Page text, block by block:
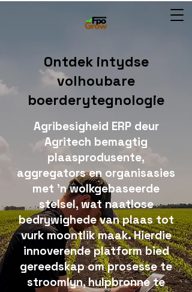
Ontdek intydse
volhoubare
boerderytegnologie
Agribesigheid ERP deur
Agritech bemagtig
plaasprodusente,
aggregators en organisasies
met 'n wolkgebaseerde
stelsel, wat naatlose
bedrywighede van plaas tot
vurk moontlik maak. Hierdie
innoverende platform bied
gereedskap om prosesse te
stroomlyn, hulpbronne te